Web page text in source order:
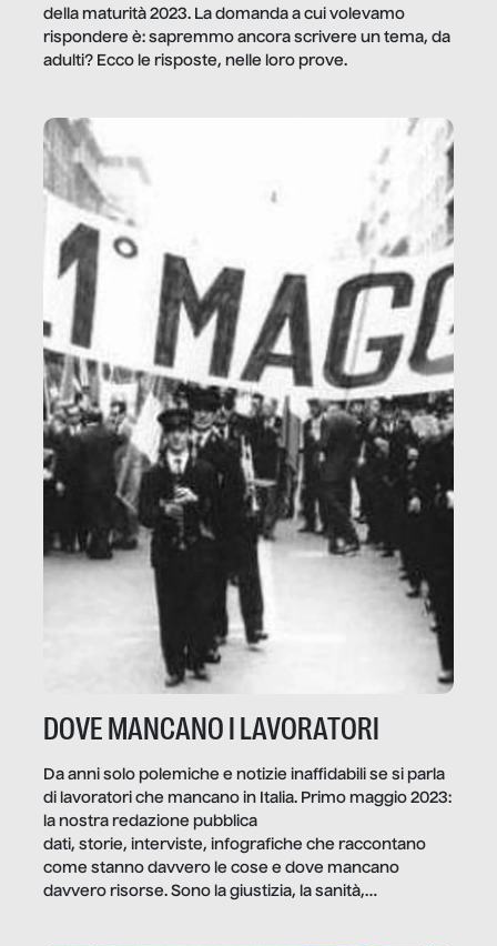
della maturità 2023. La domanda a cui volevamo
rispondere è: sapremmo ancora scrivere un tema, da
adulti? Ecco le risposte, nelle loro prove.
DOVE MANCANO I LAVORATORI
Da anni solo polemiche e notizie inaffidabili se si parla
di lavoratori che mancano in Italia. Primo maggio 2023:
la nostra redazione pubblica
dati, storie, interviste, infografiche che raccontano
come stanno davvero le cose e dove mancano
davvero risorse. Sono la giustizia, la sanità,